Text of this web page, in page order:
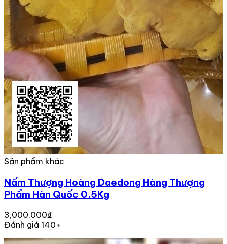
Sản phẩm khác
Nấm Thượng Hoàng Daedong Hàng Thượng
Phẩm Hàn Quốc 0.5Kg
3,000,000₫
Đánh giá 140+